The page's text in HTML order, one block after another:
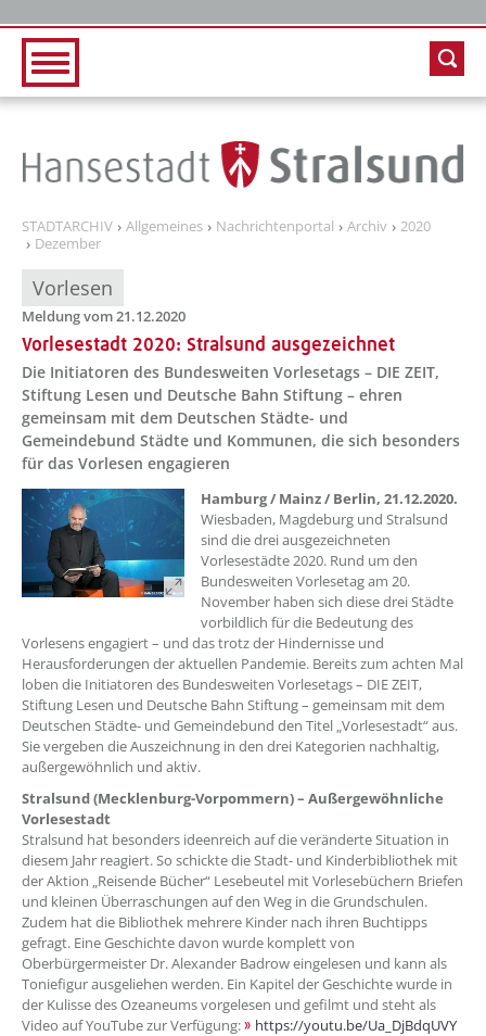
STADTARCHIV Allgemeines Nachrichtenportal Archiv
2020
Dezember
Vorlesen
Meldung vom 21.12.2020
Vorlesestadt 2020: Stralsund ausgezeichnet
Die Initiatoren des Bundesweiten Vorlesetags – DIE ZEIT,
Stiftung Lesen und Deutsche Bahn Stiftung – ehren
gemeinsam mit dem Deutschen Städte- und
Gemeindebund Städte und Kommunen, die sich besonders
für das Vorlesen engagieren
Hamburg / Mainz / Berlin, 21.12.2020.
Wiesbaden, Magdeburg und Stralsund
sind die drei ausgezeichneten
Vorlesestädte 2020. Rund um den
Bundesweiten Vorlesetag am 20.
November haben sich diese drei Städte
vorbildlich für die Bedeutung des
Vorlesens engagiert – und das trotz der Hindernisse und
Herausforderungen der aktuellen Pandemie. Bereits zum achten Mal
loben die Initiatoren des Bundesweiten Vorlesetags – DIE ZEIT,
Stiftung Lesen und Deutsche Bahn Stiftung – gemeinsam mit dem
Deutschen Städte- und Gemeindebund den Titel „Vorlesestadt“ aus.
Sie vergeben die Auszeichnung in den drei Kategorien nachhaltig,
außergewöhnlich und aktiv.
Stralsund (Mecklenburg-Vorpommern) – Außergewöhnliche
Vorlesestadt
Stralsund hat besonders ideenreich auf die veränderte Situation in
diesem Jahr reagiert. So schickte die Stadt- und Kinderbibliothek mit
der Aktion „Reisende Bücher“ Lesebeutel mit Vorlesebüchern Briefen
und kleinen Überraschungen auf den Weg in die Grundschulen.
Zudem hat die Bibliothek mehrere Kinder nach ihren Buchtipps
gefragt. Eine Geschichte davon wurde komplett von
Oberbürgermeister Dr. Alexander Badrow eingelesen und kann als
Toniefigur ausgeliehen werden. Ein Kapitel der Geschichte wurde in
der Kulisse des Ozeaneums vorgelesen und gefilmt und steht als
Video auf YouTube zur Verfügung:
https://youtu.be/Ua_DjBdqUVY